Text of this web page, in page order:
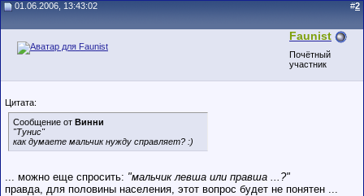
01.06.2006, 13:43:02 #2
Faunist
Почётный
участник
Цитата:
Сообщение от Винни
"Тунис"
как думаете мальчик нужду справляет? :)
... можно еще спросить: "мальчик левша или правша ...?"
правда, для половины населения, этот вопрос будет не понятен ...